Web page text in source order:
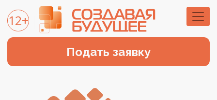
12+
Подать заявку